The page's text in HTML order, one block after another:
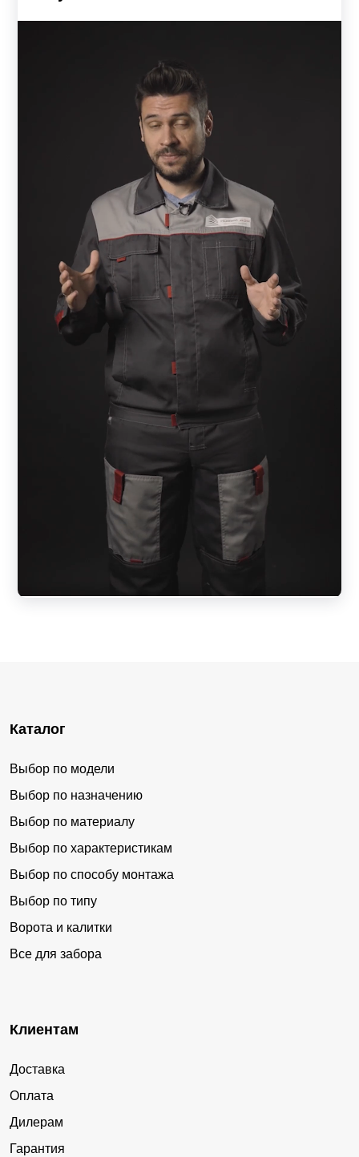
Каталог
Выбор по модели
Выбор по назначению
Выбор по материалу
Выбор по характеристикам
Выбор по способу монтажа
Выбор по типу
Ворота и калитки
Все для забора
Клиентам
Доставка
Оплата
Дилерам
Гарантия